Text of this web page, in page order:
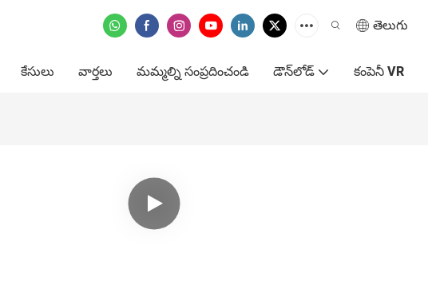
తెలుగు
కేసులు వార్తలు మమ్మల్ని సంప్రదించండి డౌన్‌లోడ్ కంపెనీ VR